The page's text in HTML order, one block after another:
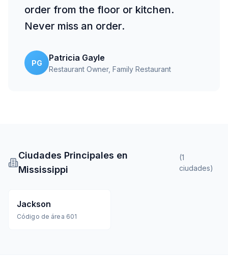
order from the floor or kitchen.
Never miss an order.
PG
Patricia Gayle
Restaurant Owner, Family Restaurant
Ciudades Principales en
Mississippi
(1
ciudades)
Jackson
Código de área 601